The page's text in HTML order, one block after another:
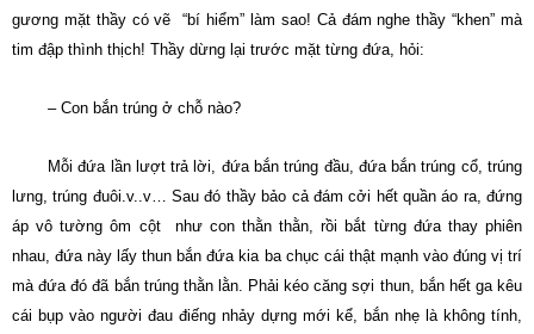
gương mặt thầy có vẽ “bí hiểm” làm sao! Cả đám nghe thầy “khen” mà
tim đập thình thịch! Thầy dừng lại trước mặt từng đứa, hỏi:
– Con bắn trúng ở chỗ nào?
Mỗi đứa lần lượt trả lời, đứa bắn trúng đầu, đứa bắn trúng cổ, trúng
lưng, trúng đuôi.v..v… Sau đó thầy bảo cả đám cởi hết quần áo ra, đứng
áp vô tường ôm cột như con thằn thằn, rồi bắt từng đứa thay phiên
nhau, đứa này lấy thun bắn đứa kia ba chục cái thật mạnh vào đúng vị trí
mà đứa đó đã bắn trúng thằn lằn. Phải kéo căng sợi thun, bắn hết ga kêu
cái bụp vào người đau điếng nhảy dựng mới kể, bắn nhẹ là không tính,